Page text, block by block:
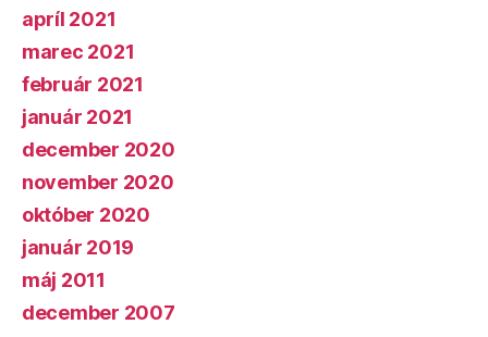
apríl 2021
marec 2021
február 2021
január 2021
december 2020
november 2020
október 2020
január 2019
máj 2011
december 2007